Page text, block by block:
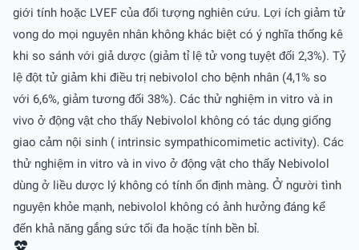
giới tính hoặc LVEF của đối tượng nghiên cứu. Lợi ích giảm tử
vong do mọi nguyên nhân không khác biệt có ý nghĩa thống kê
khi so sánh với giả dược (giảm tỉ lệ tử vong tuyệt đối 2,3%). Tỷ
lệ đột tử giảm khi điều trị nebivolol cho bệnh nhân (4,1% so
với 6,6%, giảm tương đối 38%). Các thử nghiệm in vitro và in
vivo ở động vật cho thấy Nebivolol không có tác dụng giống
giao cảm nội sinh ( intrinsic sympathicomimetic activity). Các
thử nghiệm in vitro và in vivo ở động vật cho thấy Nebivolol
dùng ở liều dược lý không có tính ổn định màng. Ở người tình
nguyện khỏe mạnh, nebivolol không có ảnh hưởng đáng kể
đến khả năng gắng sức tối đa hoặc tính bền bỉ.